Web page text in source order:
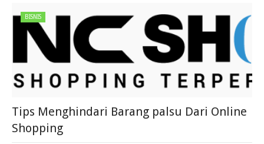
BISNIS
Tips Menghindari Barang palsu Dari Online
Shopping